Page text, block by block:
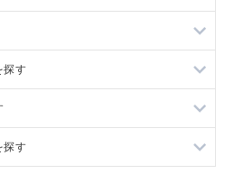
案件一覧
件の案件一覧
件の案件一覧
一覧
却物件の案件一覧
却物件の案件一覧
物件の案件一覧
探す
売却物件の案件一覧
き売却物件の案件一覧
却物件の案件一覧
探す